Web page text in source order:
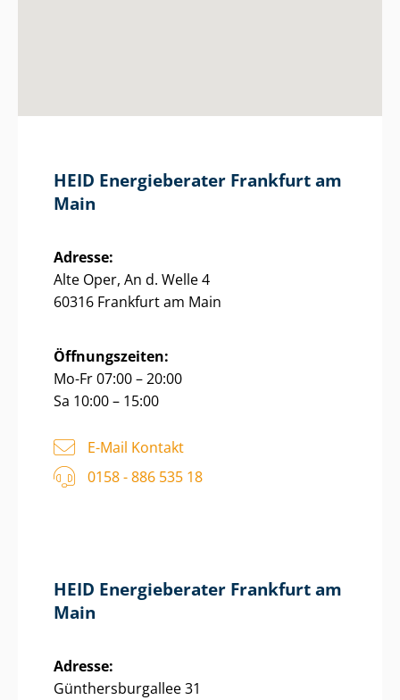
HEID Energieberater Frankfurt am
Main
Adresse:
Alte Oper, An d. Welle 4
60316 Frankfurt am Main
Öffnungszeiten:
Mo-Fr 07:00 – 20:00
Sa 10:00 – 15:00
E-Mail Kontakt
0158 - 886 535 18
HEID Energieberater Frankfurt am
Main
Adresse:
Gün­thers­bur­g­al­lee 31